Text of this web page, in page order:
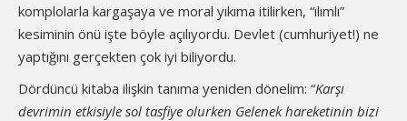
komplolarla kargaşaya ve moral yıkıma itilirken, “ılımlı”
kesiminin önü işte böyle açılıyordu. Devlet (cumhuriyet!) ne
yaptığını gerçekten çok iyi biliyordu.
Dördüncü kitaba ilişkin tanıma yeniden dönelim: “Karşı
devrimin etkisiyle sol tasfiye olurken Gelenek hareketinin bizi